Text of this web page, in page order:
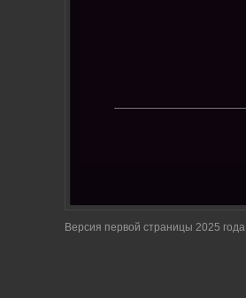
Версия первой страницы 2025 года